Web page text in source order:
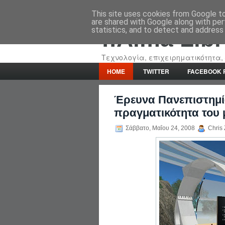
::Alma
Τεχνολογία, επιχειρηματικότητα,
HOME TWITTER FACEBOOK
Έρευνα
πραγματικότητα του
Σάββατο, Μαΐου 24, 2008 Chris
This site uses cookies from Google
are shared with Google along with
statistics, and to detect and address